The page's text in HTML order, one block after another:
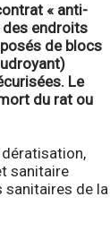
« anti-
des endroits
de blocs
Le
du rat ou
sanitaire
sanitaires de la